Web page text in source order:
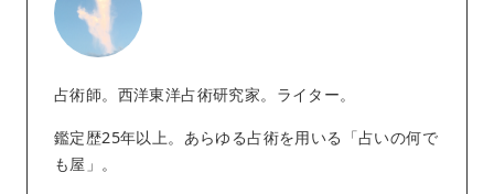
占術師。西洋東洋占術研究家。ライター。
鑑定歴25年以上。あらゆる占術を用いる「占いの何で
も屋」。